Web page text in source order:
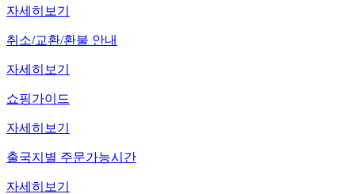
자세히보기
취소/교환/환불 안내
자세히보기
쇼핑가이드
자세히보기
출국지별 주문가능시간
자세히보기